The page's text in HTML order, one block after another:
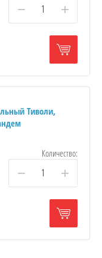
− +
Тиволи,
Количество:
− +